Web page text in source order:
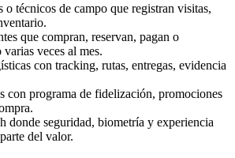
o técnicos de campo que registran visitas,
que compran, reservan, pagan o
varias veces al mes.
con tracking, rutas, entregas, evidencia
con programa de fidelización, promociones
donde seguridad, biometría y experiencia
del valor.